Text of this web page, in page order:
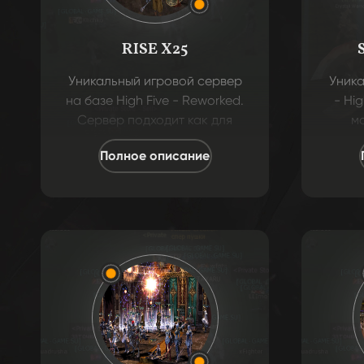
RISE X25
Уникальный игровой сервер
на базе High Five - Reworked.
Сервер подходит как для
любителей классики, так и
для любителей дополнение!
Полное описание
-